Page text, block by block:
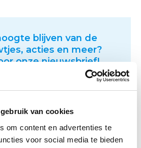
van cookies
om content en advertenties te
voor social media te bieden
blijven van de
acties en meer?
onze nieuwsbrief!